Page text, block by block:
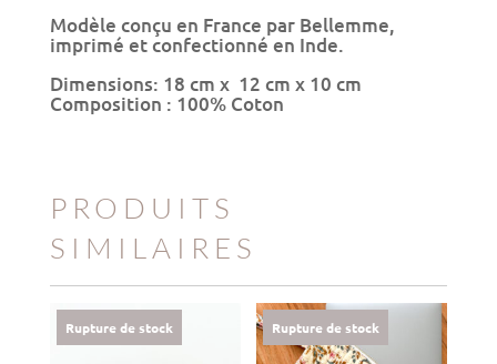
Modèle conçu en France par Bellemme,
imprimé et confectionné en Inde.
Dimensions: 18 cm x 12 cm x 10 cm
Composition : 100% Coton
PRODUITS
SIMILAIRES
Rupture de stock Rupture de stock